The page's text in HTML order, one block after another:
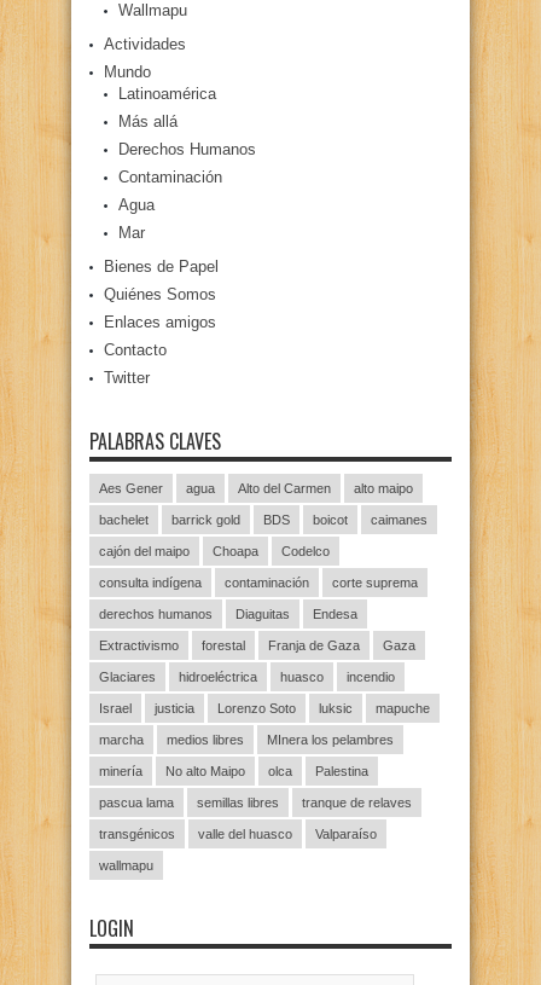
Wallmapu
Actividades
Mundo
Latinoamérica
Más allá
Derechos Humanos
Contaminación
Agua
Mar
Bienes de Papel
Quiénes Somos
Enlaces amigos
Contacto
Twitter
PALABRAS CLAVES
Aes Gener agua Alto del Carmen alto maipo
bachelet barrick gold BDS boicot caimanes
cajón del maipo Choapa Codelco
consulta indígena contaminación corte suprema
derechos humanos Diaguitas Endesa
Extractivismo forestal Franja de Gaza Gaza
Glaciares hidroeléctrica huasco incendio
Israel justicia Lorenzo Soto luksic mapuche
marcha medios libres MInera los pelambres
minería No alto Maipo olca Palestina
pascua lama semillas libres tranque de relaves
transgénicos valle del huasco Valparaíso
wallmapu
LOGIN